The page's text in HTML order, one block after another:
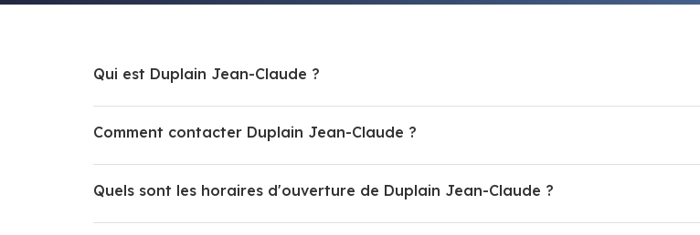
Qui est Duplain Jean-Claude ?
Comment contacter Duplain Jean-Claude ?
Quels sont les horaires d'ouverture de Duplain Jean-Claude ?